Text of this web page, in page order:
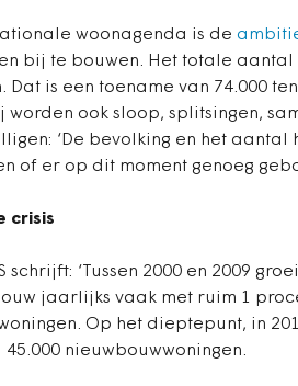
woonagenda is de
bij te bouwen. Het totale aantal
Dat is een toename van 74.000
ook sloop, splitsingen,
‘De bevolking en het
of er op dit moment genoeg
crisis
schrijft: ‘Tussen 2000 en 2009
jaarlijks vaak met ruim 1
Op het dieptepunt, in
45.000 nieuwbouwwoningen.